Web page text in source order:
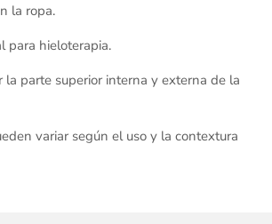
la ropa.
para hieloterapia.
la parte superior interna y externa de la
variar según el uso y la contextura